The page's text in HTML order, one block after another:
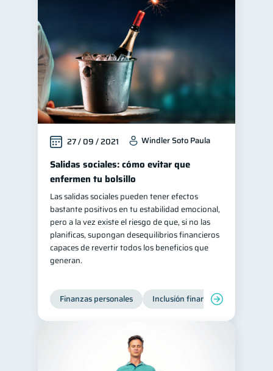
27 / 09 / 2021 Windler Soto Paula
Salidas sociales: cómo evitar que
enfermen tu bolsillo
Las salidas sociales pueden tener efectos
bastante positivos en tu estabilidad emocional,
pero a la vez existe el riesgo de que, si no las
planificas, supongan desequilibrios financieros
capaces de revertir todos los beneficios que
generan.
Finanzas personales Inclusión financiera